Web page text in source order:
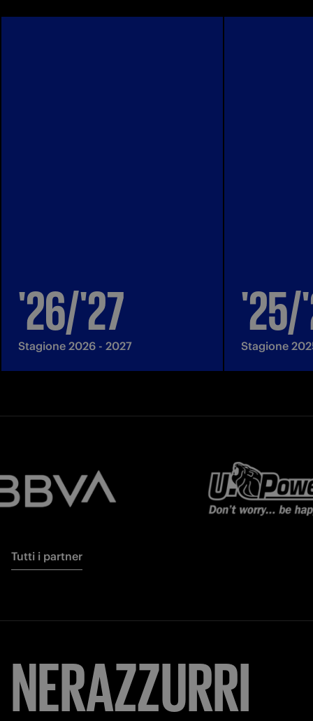
'26/'27
Stagione 2026 - 2027
'25/
Stagione
Tutti i partner
NERAZZURRI